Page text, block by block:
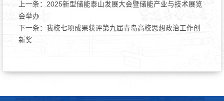
上一条： 2025新型储能泰山发展大会暨储能产业与技术展览
会举办
下一条： 我校七项成果获评第九届青岛高校思想政治工作创
新奖​​